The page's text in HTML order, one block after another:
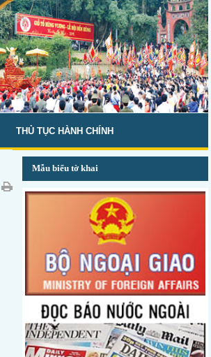
THỦ TỤC HÀNH CHÍNH
Mẫu biểu tờ khai